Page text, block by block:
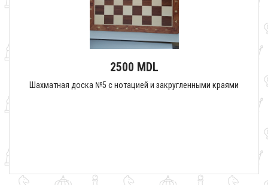
2500 MDL
Шахматная доска №5 с нотацией и закругленными краями